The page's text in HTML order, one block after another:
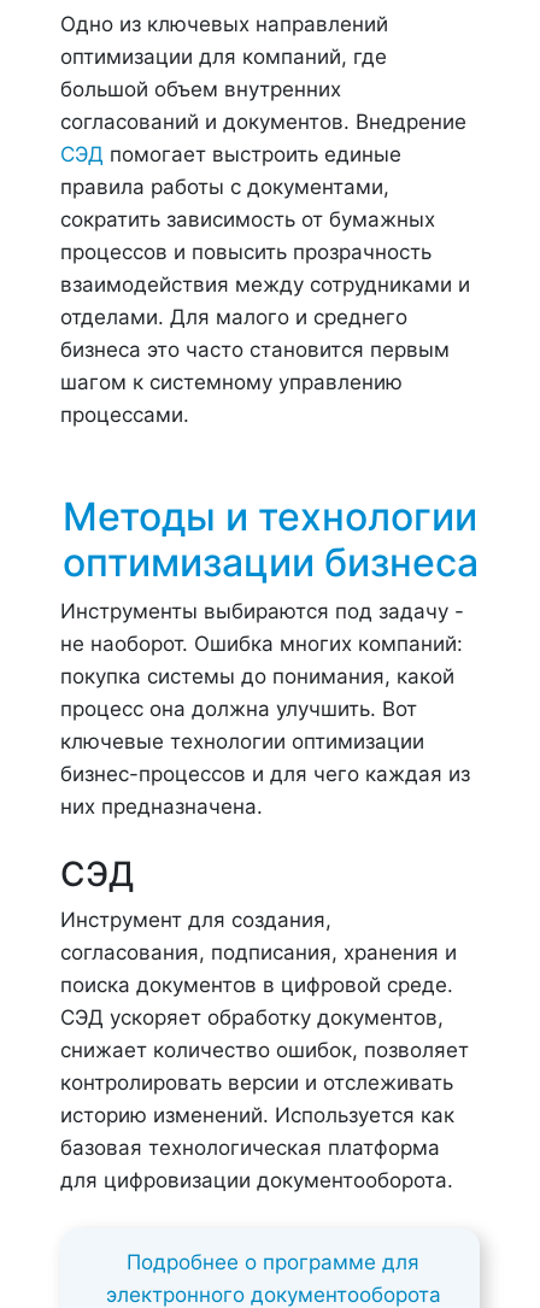
Одно из ключевых направлений
оптимизации для компаний, где
большой объем внутренних
согласований и документов. Внедрение
СЭД помогает выстроить единые
правила работы с документами,
сократить зависимость от бумажных
процессов и повысить прозрачность
взаимодействия между сотрудниками и
отделами. Для малого и среднего
бизнеса это часто становится первым
шагом к системному управлению
процессами.
Методы и технологии
оптимизации бизнеса
Инструменты выбираются под задачу -
не наоборот. Ошибка многих компаний:
покупка системы до понимания, какой
процесс она должна улучшить. Вот
ключевые технологии оптимизации
бизнес-процессов и для чего каждая из
них предназначена.
СЭД
Инструмент для создания,
согласования, подписания, хранения и
поиска документов в цифровой среде.
СЭД ускоряет обработку документов,
снижает количество ошибок, позволяет
контролировать версии и отслеживать
историю изменений. Используется как
базовая технологическая платформа
для цифровизации документооборота.
Подробнее о программе для
электронного документооборота